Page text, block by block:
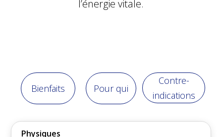
l’énergie vitale.
Bienfaits Pour qui
Contre-
indications
Physiques